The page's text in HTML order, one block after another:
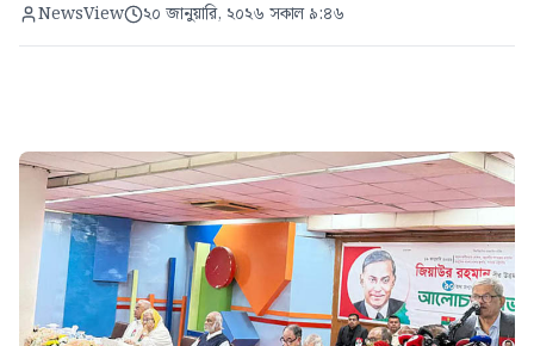
NewsView ২০ জানুয়ারি, ২০২৬ সকাল ৯:৪৬